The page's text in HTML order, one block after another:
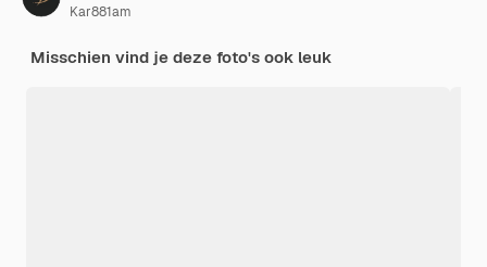
Kar881am
Misschien vind je deze foto's ook leuk